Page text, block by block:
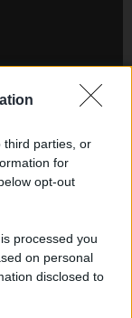
third parties, or
for
opt-out
processed you
on personal
disclosed to